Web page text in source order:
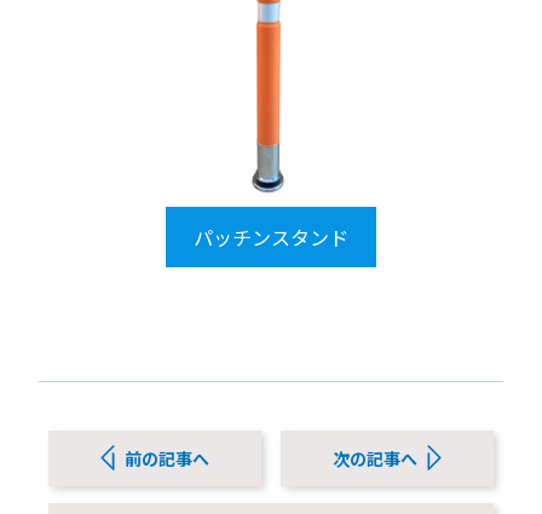
パッチンスタンド
前の記事へ 次の記事へ